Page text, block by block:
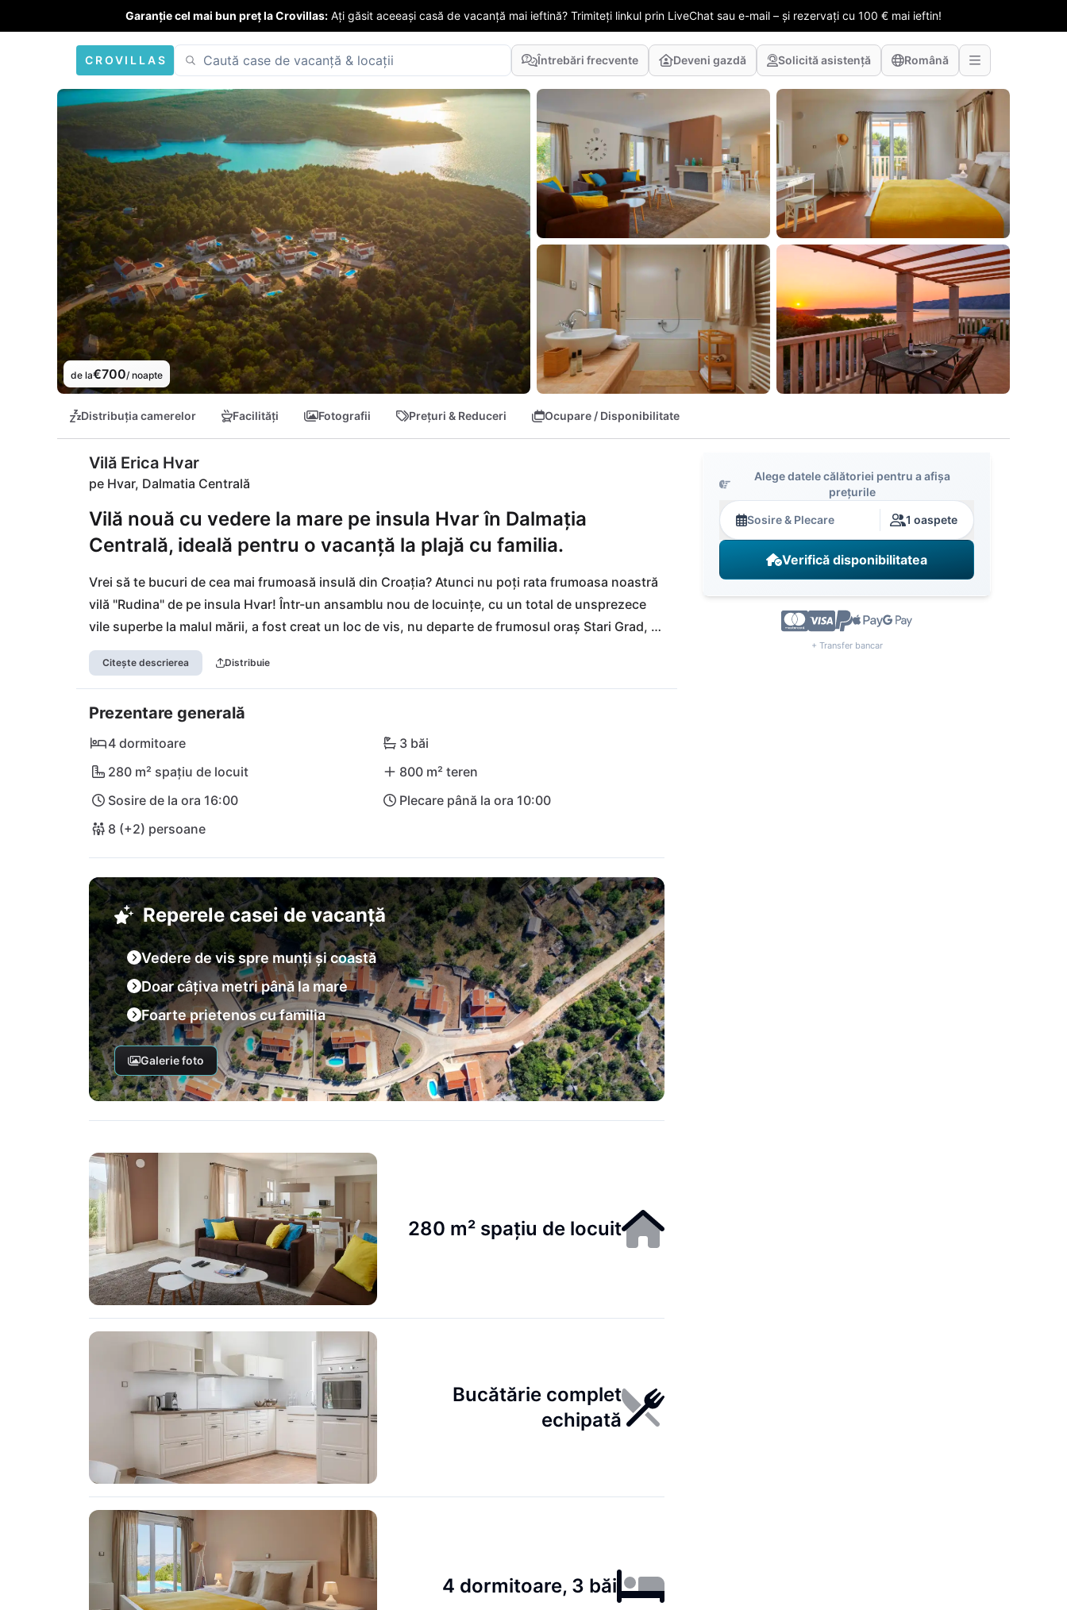
Garanție cel mai bun preț la Crovillas: Ați găsit aceeași casă de vacanță mai ieftină? Trimiteți linkul prin LiveChat sau e-mail – și rezervați cu 100 € mai ieftin!
CROVILLAS Întrebări frecvente Deveni gazdă Solicită asistență Română
de la€700/ noapte
Distribuția camerelor Facilități Fotografii Prețuri & Reduceri Ocupare / Disponibilitate
Vilă Erica Hvar
pe Hvar, Dalmatia Centrală
Vilă nouă cu vedere la mare pe insula Hvar în Dalmația
Centrală, ideală pentru o vacanță la plajă cu familia.
Vrei să te bucuri de cea mai frumoasă insulă din Croația? Atunci nu poți rata frumoasa noastră
vilă "Rudina" de pe insula Hvar! Într-un ansamblu nou de locuințe, cu un total de unsprezece
vile superbe la malul mării, a fost creat un loc de vis, nu departe de frumosul oraș Stari Grad,
care își încântă total oaspeții. Locația este excelentă: cu vedere către puternica insulă Brac și
marea din față, sunteți la doar câteva minute de mers pe jos de plajele de vis cu apă cristalină!
Orașul celebrităților "Hvar", cu oferta sa bogată de cultură și divertisment, este la doar 30 de
minute cu mașina.
Citește descrierea Distribuie
Prezentare generală
4 dormitoare
3 băi
280 m² spațiu de locuit
800 m² teren
Sosire de la ora 16:00
Plecare până la ora 10:00
8 (+2) persoane
Reperele casei de vacanță
Vedere de vis spre munți și coastă
Doar câțiva metri până la mare
Foarte prietenos cu familia
Galerie foto
280 m² spațiu de locuit
Bucătărie complet
echipată
4 dormitoare, 3 băi
Alege datele călătoriei pentru a afișa
prețurile
Sosire & Plecare 1 oaspete
Verifică disponibilitatea
+ Transfer bancar